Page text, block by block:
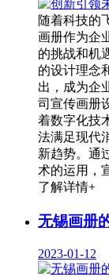
随着科技的
画册作为企
的挑战和机
的设计理念
出，成为企
司宣传画册
着数字化技
法满足现代
新趋势。通
术的运用，
了解详情+
无锡画册
2023-01-12